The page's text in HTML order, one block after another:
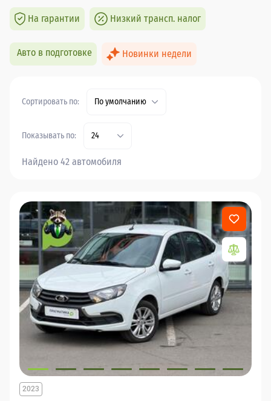
На гарантии Низкий трансп. налог
Авто в подготовке Новинки недели
Сортировать по: По умолчанию
Показывать по: 24
Найдено 42 автомобиля
2023